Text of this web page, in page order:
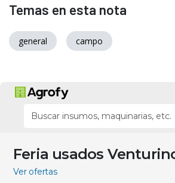
Temas en esta nota
general campo
Feria usados
Ver ofertas